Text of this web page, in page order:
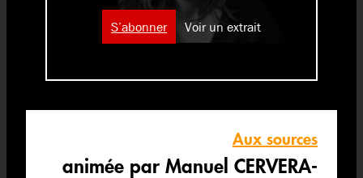
S’abonner Voir un extrait
Aux sources
animée par Manuel CERVERA-